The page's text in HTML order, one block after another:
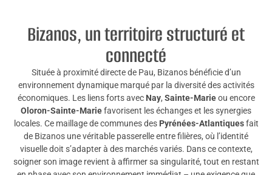
Bizanos, un territoire structuré et
connecté
Située à proximité directe de Pau, Bizanos bénéficie d’un
environnement dynamique marqué par la diversité des activités
économiques. Les liens forts avec Nay, Sainte-Marieou encore
Oloron-Sainte-Mariefavorisent les échanges et les synergies
locales. Ce maillage de communes des Pyrénées-Atlantiquesfait
de Bizanos une véritable passerelle entre filières, où l’identité
visuelle doit s’adapter à des marchés variés. Dans ce contexte,
soigner son image revient à affirmer sa singularité, tout en restant